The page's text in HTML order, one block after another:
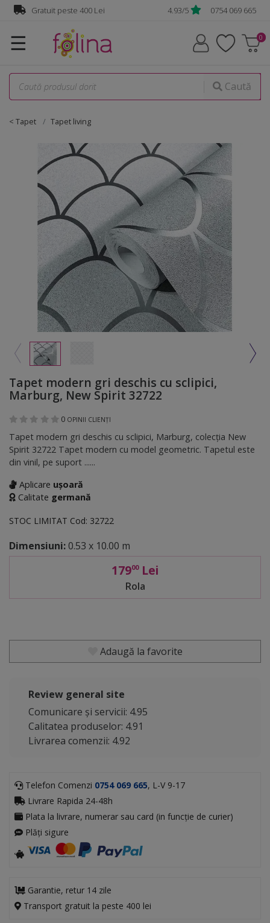
Gratuit peste 400 Lei 4.93/5 0754 069 665
☰
Caută
< Tapet Tapet living
Tapet modern gri deschis cu sclipici,
Marburg, New Spirit 32722
0 OPINII CLIENȚI
Tapet modern gri deschis cu sclipici, Marburg, colecţia New
Spirit 32722 Tapet modern cu model geometric. Tapetul este
din vinil, pe suport ......
Aplicare ușoară
Calitate germană
STOC LIMITAT Cod: 32722
Dimensiuni:0.53 x 10.00 m
17900Lei
Rola
Adaugă la favorite
Review general site
Comunicare și servicii: 4.95
Calitatea produselor: 4.91
Livrarea comenzii: 4.92
Telefon Comenzi 0754 069 665, L-V 9-17
Livrare Rapida 24-48h
Plata la livrare, numerar sau card (in funcție de curier)
Plăți sigure
Garantie, retur 14 zile
Transport gratuit la peste 400 lei